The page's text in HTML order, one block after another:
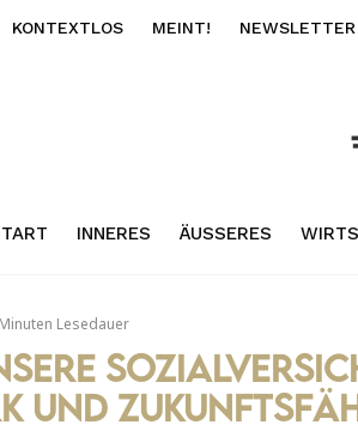
KONTEXTLOS MEINT! NEWSLETTER
INNERES ÄUSSERES
Lesedauer
und